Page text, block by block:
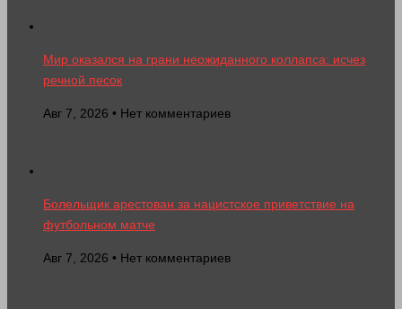
Мир оказался на грани неожиданного коллапса: исчез
речной песок
Авг 7, 2026 • Нет комментариев
Болельщик арестован за нацистское приветствие на
футбольном матче
Авг 7, 2026 • Нет комментариев